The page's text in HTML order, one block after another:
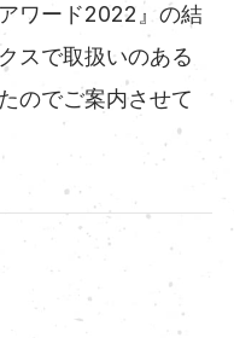
ワード2022』の結
スで取扱いのある
のでご案内させて